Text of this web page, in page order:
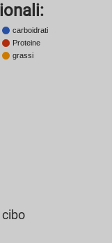
carboidrati
Proteine
grassi